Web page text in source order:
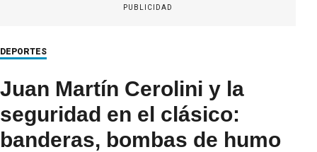
PUBLICIDAD
DEPORTES
Juan Martín Cerolini y la
seguridad en el clásico:
banderas, bombas de humo